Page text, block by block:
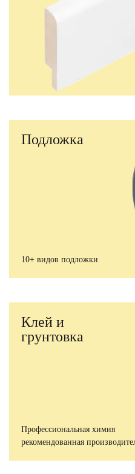
Подложка
10+ видов подложки
Клей и
грунтовка
Профессиональная химия
рекомендованная